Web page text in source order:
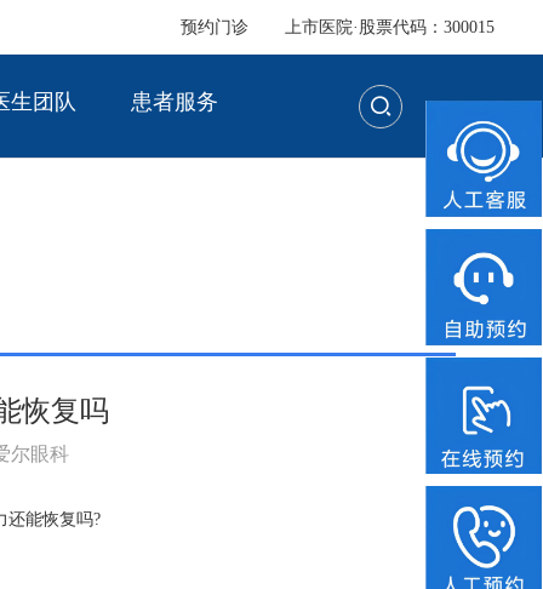
预约门诊 上市医院·股票代码：300015
生团队 患者服务
恢复吗
尔眼科
还能恢复吗?